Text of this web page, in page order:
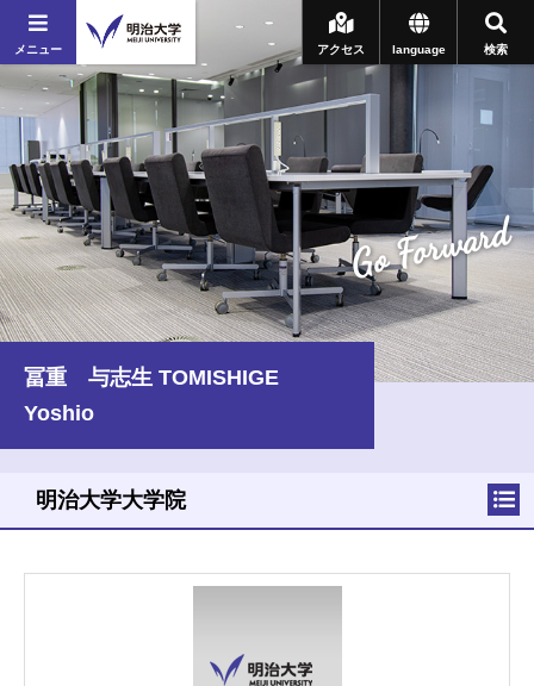
メニュー 検索
language
アクセス
Go Forward
冨重 与志生 TOMISHIGE
Yoshio
明治大学大学院